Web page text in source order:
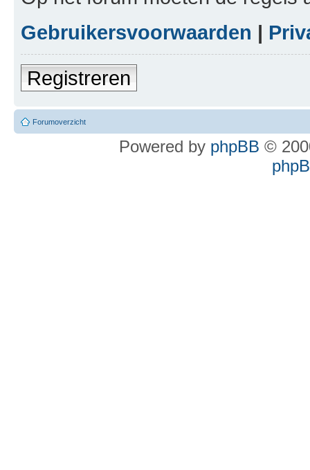
Gebruikersvoorwaarden |
Registreren
Forumoverzicht
Powered by phpBB ©